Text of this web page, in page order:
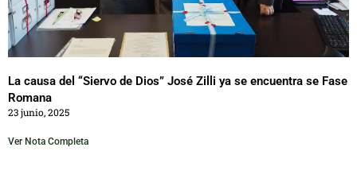
La causa del “Siervo de Dios” José Zilli ya se encuentra se Fase
Romana
23 junio, 2025
Ver Nota Completa